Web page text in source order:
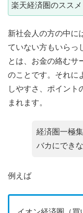
楽天経済圏のススメ
新社会人の方の中に
ていない方もいらっ
とは、お金の絡むサ
のことです。それに
しやすさ、ポイント
まれます。
経済圏一極
バカにでき
例えば